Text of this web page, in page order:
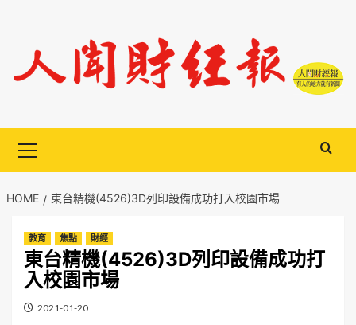
content
Menu
HOME 東台精機(4526)3D列印設備成功打入校園市場
教育 焦點 財經
東台精機(4526)3D列印設備成功打
入校園市場
2021-01-20